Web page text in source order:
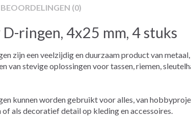
BEOORDELINGEN (0)
ringen, 4x25 mm, 4 stuks
zijn een veelzijdig en duurzaam product van
van stevige oplossingen voor tassen, riemen,
kunnen worden gebruikt voor alles, van
als decoratief detail op kleding en accessoires.